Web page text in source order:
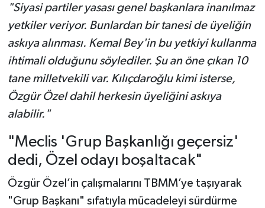
"Siyasi partiler yasası genel başkanlara inanılmaz
yetkiler veriyor. Bunlardan bir tanesi de üyeliğin
askıya alınması. Kemal Bey'in bu yetkiyi kullanma
ihtimali olduğunu söylediler. Şu an öne çıkan 10
tane milletvekili var. Kılıçdaroğlu kimi isterse,
Özgür Özel dahil herkesin üyeliğini askıya
alabilir."
"Meclis 'Grup Başkanlığı geçersiz'
dedi, Özel odayı boşaltacak"
Özgür Özel’in çalışmalarını TBMM’ye taşıyarak
"Grup Başkanı" sıfatıyla mücadeleyi sürdürme